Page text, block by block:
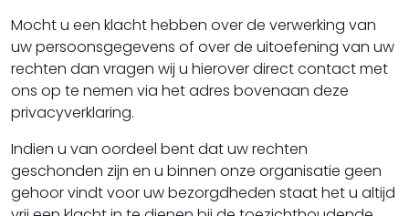
Mocht u een klacht hebben over de verwerking van
uw persoonsgegevens of over de uitoefening van uw
rechten dan vragen wij u hierover direct contact met
ons op te nemen via het adres bovenaan deze
privacyverklaring.
Indien u van oordeel bent dat uw rechten
geschonden zijn en u binnen onze organisatie geen
gehoor vindt voor uw bezorgdheden staat het u altijd